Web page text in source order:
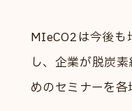
MIeCO2は今後も
し、企業が脱炭
めのセミナーを各